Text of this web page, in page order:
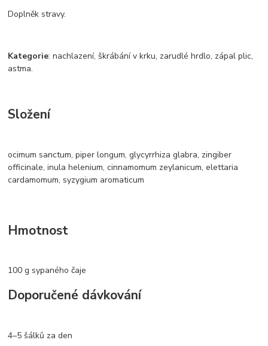
Doplněk stravy.
Kategorie: nachlazení, škrábání v krku, zarudlé hrdlo, zápal plic,
astma.
Složení
ocimum sanctum, piper longum, glycyrrhiza glabra, zingiber
officinale, inula helenium, cinnamomum zeylanicum, elettaria
cardamomum, syzygium aromaticum
Hmotnost
100 g sypaného čaje
Doporučené dávkování
4–5 šálků za den